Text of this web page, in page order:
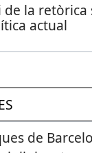
de la retòrica
actual